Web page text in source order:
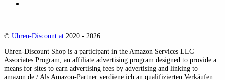
© Uhren-Discount.at 2020 - 2026
Uhren-Discount Shop is a participant in the Amazon Services LLC
Associates Program, an affiliate advertising program designed to provide a
means for sites to earn advertising fees by advertising and linking to
amazon.de / Als Amazon-Partner verdiene ich an qualifizierten Verkäufen.